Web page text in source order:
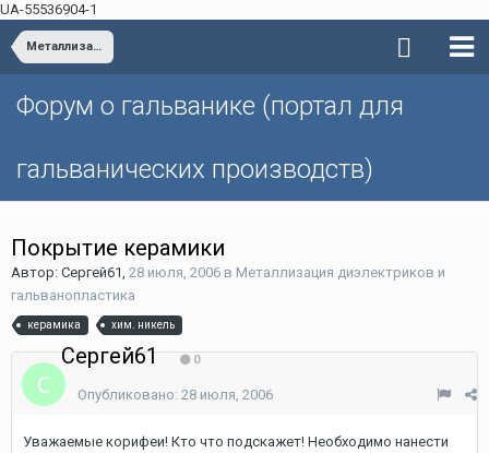
UA-55536904-1
Металлизация диэлектриков и гальванопластика
Форум о гальванике (портал для
гальванических производств)
Покрытие керамики
Автор: Сергей61, 28 июля, 2006 в Металлизация диэлектриков и
гальванопластика
керамика хим. никель
Сергей61 0
Опубликовано: 28 июля, 2006
Уважаемые корифеи! Кто что подскажет! Необходимо нанести